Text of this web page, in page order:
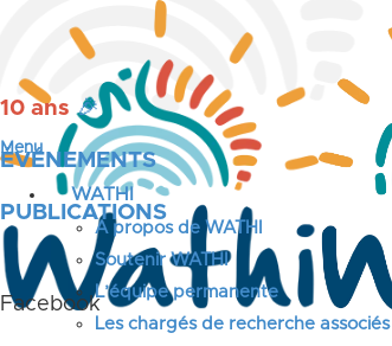
10 ans 🎉
ÉVÉNEMENTS
PUBLICATIONS
Facebook
Menu
WATHI
A propos de WATHI
Soutenir WATHI
L’équipe permanente
Les chargés de recherche associés